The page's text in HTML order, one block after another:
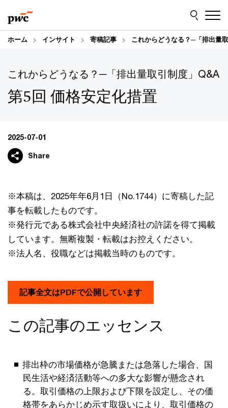
to
content
to
footer
ホーム インサイト 寄稿記事 これからどうなる？─「排出量
これからどうなる？─「排出量取引制度」Q&A
第5回 価格安定化措置
2025-07-01
Share
※本稿は、2025年年6月1日（No.1744）に寄稿した記
事を転載したものです。
※発行元である株式会社中央経済社の許諾を得て掲載
しています。無断複製・転載はお控えください。
※法人名、役職などは掲載当時のものです。
記事全文はPDFで公開しています
この記事のエッセンス
排出枠の市場価格が急騰または急落した場合、国
民生活や経済活動等への多大な影響が懸念され
る。取引価格の上限および下限を設定し、その価
格帯をあらかじめ示す取扱いにより、取引価格の